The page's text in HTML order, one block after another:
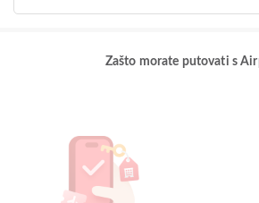
Zašto morate putovati s